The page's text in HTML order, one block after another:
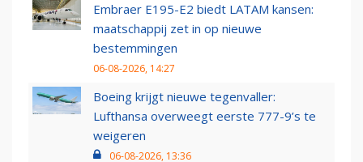
Embraer E195-E2 biedt LATAM kansen:
maatschappij zet in op nieuwe
bestemmingen
06-08-2026, 14:27
Boeing krijgt nieuwe tegenvaller:
Lufthansa overweegt eerste 777-9’s te
weigeren
06-08-2026, 13:36